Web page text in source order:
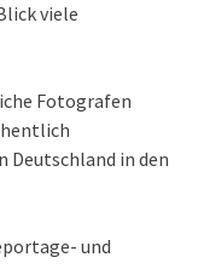
viele
Fotografen
Deutschland in den
und